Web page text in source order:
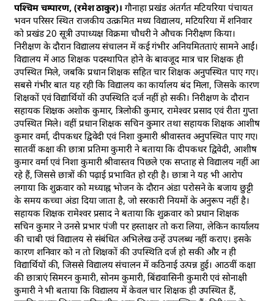
पश्चिम चम्पारण, (रमेश ठाकुर)। गौनाहा प्रखंड अंतर्गत मटियरिया पंचायत
भवन परिसर स्थित राजकीय उत्क्रमित मध्य विद्यालय, मटियरिया में शनिवार
को प्रखंड 20 सूत्री उपाध्यक्ष विक्रमा चौधरी ने औचक निरीक्षण किया।
निरीक्षण के दौरान विद्यालय संचालन में कई गंभीर अनियमितताएं सामने आईं।
विद्यालय में आठ शिक्षक पदस्थापित होने के बावजूद मात्र चार शिक्षक ही
उपस्थित मिले, जबकि प्रधान शिक्षक सहित चार शिक्षक अनुपस्थित पाए गए।
सबसे गंभीर बात यह रही कि विद्यालय का कार्यालय बंद मिला, जिसके कारण
शिक्षकों एवं विद्यार्थियों की उपस्थिति दर्ज नहीं हो सकी। निरीक्षण के दौरान
सहायक शिक्षक अशोक कुमार, त्रिलोकी कुमार, रामेश्वर प्रसाद एवं रीता गुप्ता
उपस्थित मिले। वहीं प्रधान शिक्षक सचिन कुमार तथा सहायक शिक्षक आशीष
कुमार वर्मा, दीपकधर द्विवेदी एवं निशा कुमारी श्रीवास्तव अनुपस्थित पाए गए।
सातवीं कक्षा की छात्रा प्रतिमा कुमारी ने बताया कि दीपकधर द्विवेदी, आशीष
कुमार वर्मा एवं निशा कुमारी श्रीवास्तव पिछले एक सप्ताह से विद्यालय नहीं आ
रहे हैं, जिससे छात्रों की पढ़ाई प्रभावित हो रही है। छात्रा ने यह भी आरोप
लगाया कि शुक्रवार को मध्याह्न भोजन के दौरान अंडा परोसने के बजाय छुट्टी
के समय कच्चा अंडा दिया जाता है, जो सरकारी नियमों के अनुरूप नहीं है।
सहायक शिक्षक रामेश्वर प्रसाद ने बताया कि शुक्रवार को प्रधान शिक्षक
सचिन कुमार ने उनसे प्रभार पंजी पर हस्ताक्षर तो करा लिया, लेकिन कार्यालय
की चाबी एवं विद्यालय से संबंधित अभिलेख उन्हें उपलब्ध नहीं कराए। इसके
कारण शनिवार को न तो शिक्षकों की उपस्थिति दर्ज हो सकी और न ही
विद्यार्थियों की, जिससे विद्यालय संचालन में कठिनाई उत्पन्न हुई। आठवीं कक्षा
की छात्राएं सिमरन कुमारी, सोनम कुमारी, बिंद्यवासिनी कुमारी एवं सोनाक्षी
कुमारी ने भी बताया कि विद्यालय में केवल चार शिक्षक ही उपस्थित हैं,